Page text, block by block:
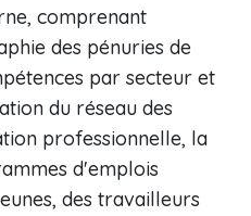
comprenant
des pénuries de
par secteur et
du réseau des
professionnelle, la
d'emplois
des travailleurs